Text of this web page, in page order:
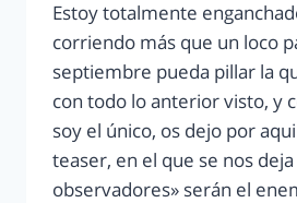
Estoy totalmente
corriendo más que un loco
septiembre pueda pillar la
con todo lo anterior visto, y
soy el único, os dejo por
teaser, en el que se nos
observadores» serán el